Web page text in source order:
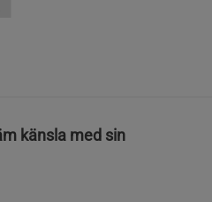
känsla med sin